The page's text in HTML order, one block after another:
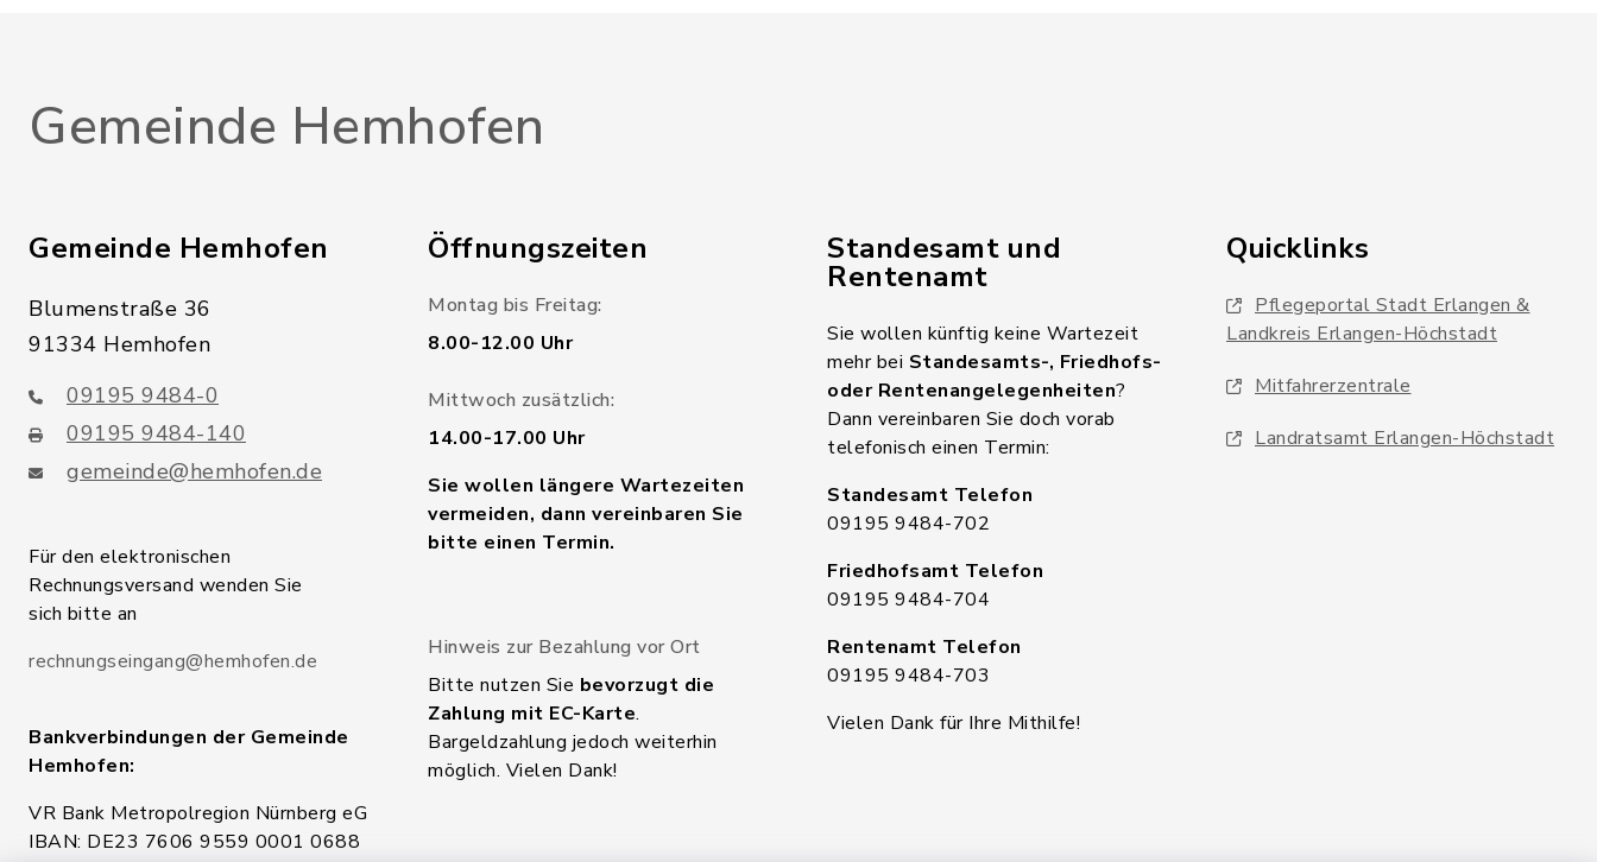
Gemeinde Hemhofen
Gemeinde Hemhofen
Blumenstraße 36
91334 Hemhofen
09195 9484-0
09195 9484-140
gemeinde@hemhofen.de
Für den elektronischen
Rechnungsversand wenden Sie
sich bitte an
rechnungseingang@hemhofen.de
Bankverbindungen der Gemeinde
Hemhofen:
VR Bank Metropolregion Nürnberg eG
IBAN: DE23 7606 9559 0001 0688
Öffnungszeiten
Montag bis Freitag:
8.00-12.00 Uhr
Mittwoch zusätzlich:
14.00-17.00 Uhr
Sie wollen längere Wartezeiten
vermeiden, dann vereinbaren Sie
bitte einen Termin.
Hinweis zur Bezahlung vor Ort
Bitte nutzen Sie bevorzugt die
Zahlung mit EC-Karte.
Bargeldzahlung jedoch weiterhin
möglich. Vielen Dank!
Standesamt und
Rentenamt
Sie wollen künftig keine Wartezeit
mehr bei Standesamts-, Friedhofs-
oder Rentenangelegenheiten?
Dann vereinbaren Sie doch vorab
telefonisch einen Termin:
Standesamt Telefon
09195 9484-702
Friedhofsamt Telefon
09195 9484-704
Rentenamt Telefon
09195 9484-703
Vielen Dank für Ihre Mithilfe!
Quicklinks
Pflegeportal Stadt Erlangen &
Landkreis Erlangen-Höchstadt
Mitfahrerzentrale
Landratsamt Erlangen-Höchstadt